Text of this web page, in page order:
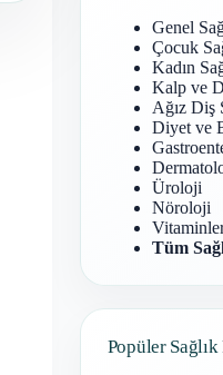
Genel
Çocuk
Kadın
Kalp ve
Ağız Diş
Diyet ve
Üroloji
Nöroloji
Tüm
Popüler